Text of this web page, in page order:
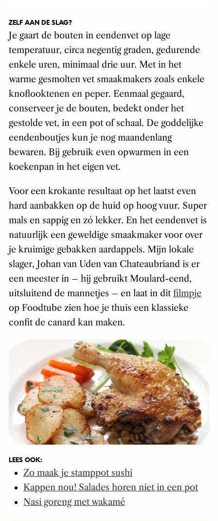
ZELF AAN DE SLAG?
Je gaart de bouten in eendenvet op lage
temperatuur, circa negentig graden, gedurende
enkele uren, minimaal drie uur. Met in het
warme gesmolten vet smaakmakers zoals enkele
knoflooktenen en peper. Eenmaal gegaard,
conserveer je de bouten, bedekt onder het
gestolde vet, in een pot of schaal. De goddelijke
eendenboutjes kun je nog maandenlang
bewaren. Bij gebruik even opwarmen in een
koekenpan in het eigen vet.
Voor een krokante resultaat op het laatst even
hard aanbakken op de huid op hoog vuur. Super
mals en sappig en zó lekker. En het eendenvet is
natuurlijk een geweldige smaakmaker voor over
je kruimige gebakken aardappels. Mijn lokale
slager, Johan van Uden van Chateaubriand is er
een meester in – hij gebruikt Moulard-eend,
uitsluitend de mannetjes – en laat in dit filmpje
op Foodtube zien hoe je thuis een klassieke
confit de canard kan maken.
LEES OOK:
Zo maak je stamppot sushi
Kappen nou! Salades horen niet in een pot
Nasi goreng met wakamé